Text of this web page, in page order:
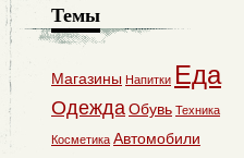
Темы
Магазины Напитки Еда
ОдеждаОбувь Техника
Косметика Автомобили